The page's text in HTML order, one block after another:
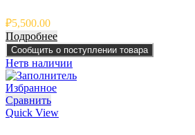
₽5,500.00
Подробнее
Сообщить о поступлении товара
Нетв наличии
Избранное
Сравнить
Quick View